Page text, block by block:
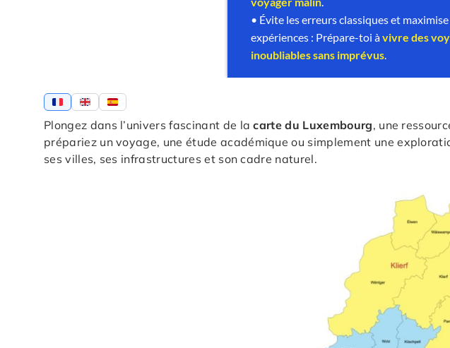
Plongez dans l’univers fascinant de lacarte du Luxembourg, une
prépariez un voyage, une étude académique ou simplement une
ses villes, ses infrastructures et son cadre naturel.